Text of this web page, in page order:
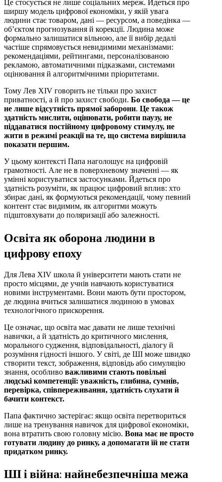
Це стосується не лише соціальних мереж. Йдеться про
ширшу модель цифрової економіки, у якій увага
людини стає товаром, дані — ресурсом, а поведінка —
об’єктом прогнозування й корекції. Людина може
формально залишатися вільною, але її вибір дедалі
частіше спрямовується невидимими механізмами:
рекомендаціями, рейтингами, персоналізованою
рекламою, автоматичними підказками, системами
оцінювання й алгоритмічними пріоритетами.
Тому Лев XIV говорить не тільки про захист
приватності, а й про захист свободи. Бо свобода — це
не лише відсутність прямої заборони. Це також
здатність мислити, оцінювати, робити паузу, не
піддаватися постійному цифровому стимулу, не
жити в режимі реакції на те, що система вирішила
показати першим.
У цьому контексті Папа наголошує на цифровій
грамотності. Але не в поверхневому значенні — як
умінні користуватися застосунками. Йдеться про
здатність розуміти, як працює цифровий вплив: хто
збирає дані, як формуються рекомендації, чому певний
контент стає видимим, як алгоритми можуть
підштовхувати до поляризації або залежності.
Освіта як оборона людини в
цифрову епоху
Для Лева XIV школа й університети мають стати не
просто місцями, де учнів навчають користуватися
новими інструментами. Вони мають бути простором,
де людина вчиться залишатися людиною в умовах
технологічного прискорення.
Це означає, що освіта має давати не лише технічні
навички, а й здатність до критичного мислення,
морального судження, відповідальності, діалогу й
розуміння гідності іншого. У світі, де ШІ може швидко
створити текст, зображення, відповідь або симуляцію
знання, особливо важливими стають повільні
людські компетенції: уважність, глибина, сумнів,
перевірка, співпереживання, здатність слухати й
бачити контекст.
Папа фактично застерігає: якщо освіта перетвориться
лише на тренування навичок для цифрової економіки,
вона втратить свою головну місію. Вона має не просто
готувати людину до ринку, а допомагати їй не стати
придатком ринку.
ШІ і війна: найнебезпечніша межа